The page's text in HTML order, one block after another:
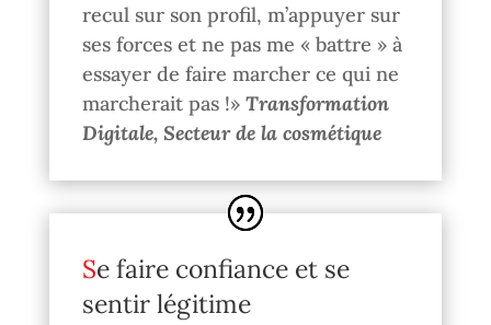
recul sur son profil, m’appuyer sur
ses forces et ne pas me « battre » à
essayer de faire marcher ce qui ne
marcherait pas !» Transformation
Digitale, Secteur de la cosmétique
Se faire confiance et se
sentir légitime